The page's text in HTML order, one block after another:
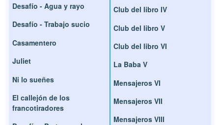
Desafío - Agua y rayo
Desafío - Trabajo sucio
Casamentero
Juliet
Ni lo sueñes
El callejón de los
francotiradores
Club del libro IV
Club del libro V
Club del libro VI
La Baba V
Mensajeros VI
Mensajeros VII
Mensajeros VIII